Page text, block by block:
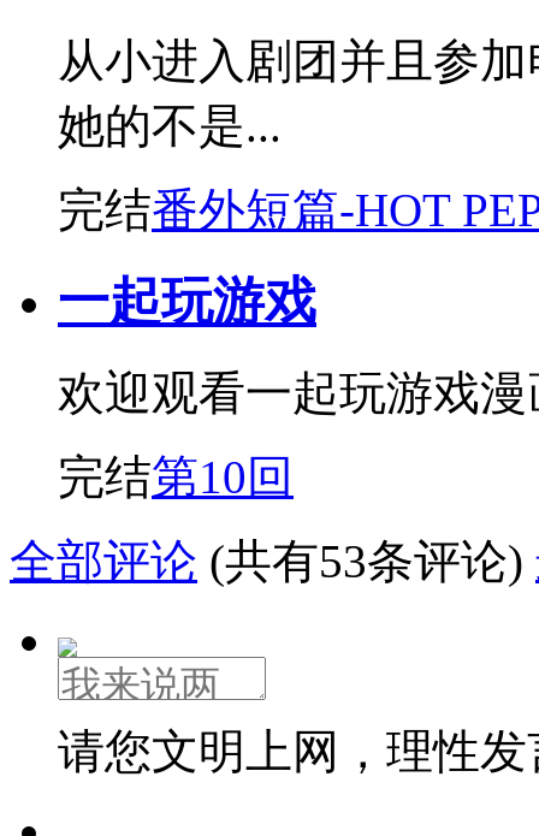
从小进入剧团并且参
她的不是...
完结番外短篇-HOT
一起玩游戏
欢迎观看一起玩游戏漫
完结第10回
全部评论 (共有53条评论)
请您文明上网，理性